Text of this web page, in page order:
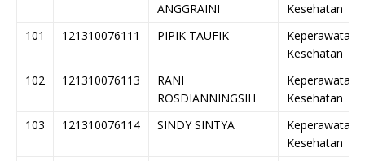
ANGGRAINI
Kesehatan
101
121310076111 PIPIK TAUFIK
Keperawatan
Kesehatan
102
121310076113
RANI
ROSDIANNINGSIH
Keperawatan
Kesehatan
103
121310076114 SINDY SINTYA
Keperawatan
Kesehatan